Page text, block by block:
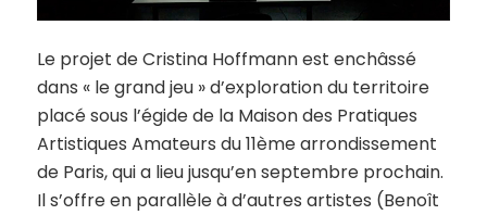
Le projet de Cristina Hoffmann est enchâssé
dans « le grand jeu » d’exploration du territoire
placé sous l’égide de la Maison des Pratiques
Artistiques Amateurs du 11ème arrondissement
de Paris, qui a lieu jusqu’en septembre prochain.
Il s’offre en parallèle à d’autres artistes (Benoît